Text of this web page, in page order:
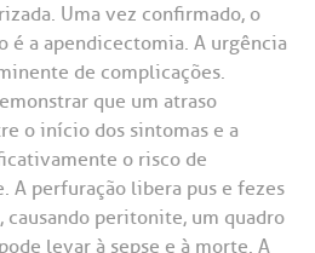
Uma vez confirmado, o
é a apendicectomia. A urgência
de complicações.
que um atraso
o início dos sintomas e a
o risco de
A perfuração libera pus e fezes
causando peritonite, um quadro
levar à sepse e à morte. A